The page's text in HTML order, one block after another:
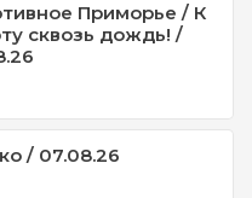
Приморье / К
сквозь дождь! /
/ 07.08.26